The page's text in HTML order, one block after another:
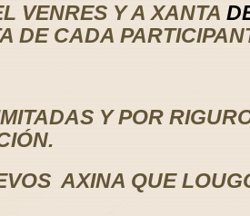
VENRES Y A XANTA
DE CADA
Y POR
AXINA QUE